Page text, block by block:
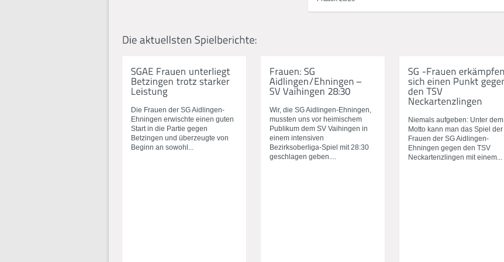
Die Frauen der SG Aidlingen-
Ehningen erwischte einen guten
Start in die Partie gegen
Betzingen und überzeugte von
Beginn an sowohl...
Wir, die SG Aidlingen-Ehningen,
mussten uns vor heimischem
Publikum dem SV Vaihingen in
einem intensiven
Bezirksoberliga-Spiel mit 28:30
geschlagen geben....
Niemals aufgeben: Unter dem
Motto kann man das Spiel der
Frauen der SG Aidlingen-
Ehningen gegen den TSV
Neckartenzlingen mit einem...